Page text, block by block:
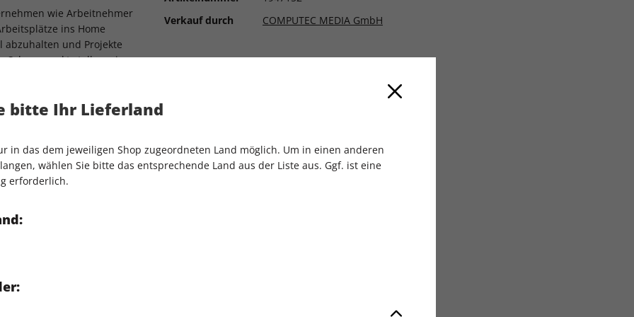
wie Arbeitnehmer
ins Home
abzuhalten und Projekte
Schwerpunkt stellen wir
solche Projekte
bereits eine Reihe von
aus dem
"Focal Fossa" im Detail
Mobilgeräten
Support für
mit hoher Performance
Desktop auf Void-Basis
Verkauf durch
COMPUTEC MEDIA GmbH
bitte Ihr Lieferland
in das dem jeweiligen Shop zugeordneten Land möglich. Um in einen anderen
wählen Sie bitte das entsprechende Land aus der Liste aus. Ggf. ist eine
erforderlich.